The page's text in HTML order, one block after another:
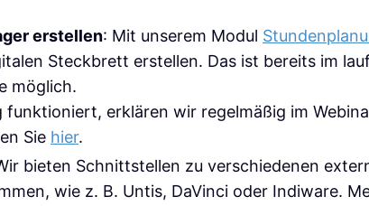
erstellen: Mit unserem Modul
Steckbrett erstellen. Das ist bereits im
möglich.
funktioniert, erklären wir regelmäßig im
Sie hier.
bieten Schnittstellen zu verschiedenen
wie z. B. Untis, DaVinci oder Indiware.